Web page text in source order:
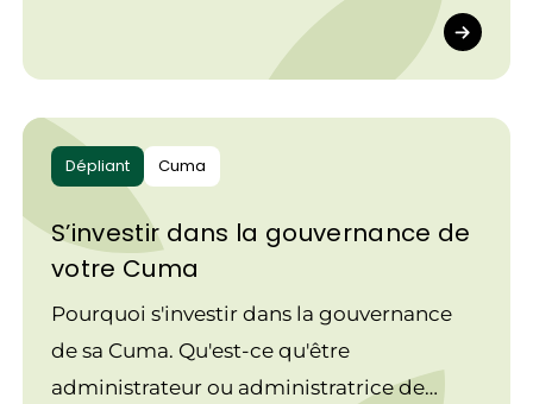
Dépliant Cuma
S’investir dans la gouvernance de
votre Cuma
Pourquoi s'investir dans la gouvernance
de sa Cuma. Qu'est-ce qu'être
administrateur ou administratrice de